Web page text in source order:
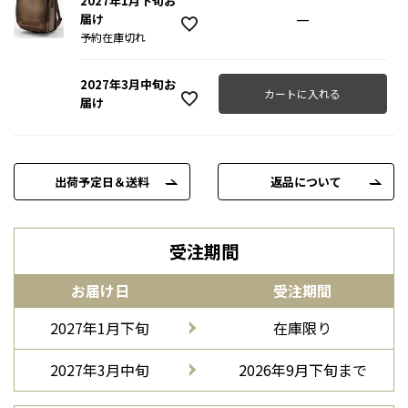
届け
予約在庫切れ
—
2027年3月中旬お
届け
カートに入れる
出荷予定日＆送料 返品について
受注期間
お届け日
受注期間
2027年1月下旬
在庫限り
2027年3月中旬
2026年9月下旬まで